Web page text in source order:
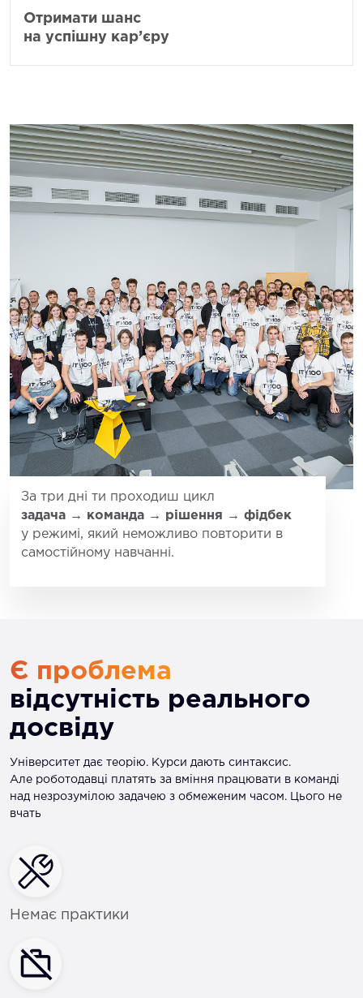
Отримати шанс
на успішну кар’єру
За три дні ти проходиш цикл
задача → команда → рішення → фідбек
у режимі, який неможливо повторити в
самостійному навчанні.
INTIGER Lab
Є проблема
відсутність реального
досвіду
Університет дає теорію. Курси дають синтаксис.
Але роботодавці платять за вміння працювати в команді
над незрозумілою задачею з обмеженим часом. Цього не
вчать
Немає практики